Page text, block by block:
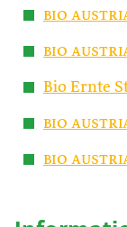
bio
bio
Bio Ernte
bio
bio